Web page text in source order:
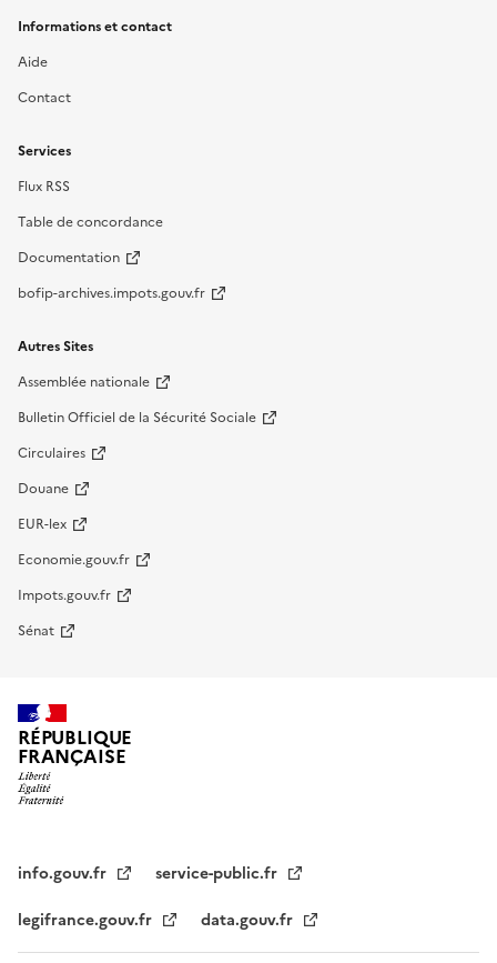
Informations et contact
Aide
Contact
Services
Flux RSS
Table de concordance
Documentation
bofip-archives.impots.gouv.fr
Autres Sites
Assemblée nationale
Bulletin Officiel de la Sécurité Sociale
Circulaires
Douane
EUR-lex
Economie.gouv.fr
Impots.gouv.fr
Sénat
RÉPUBLIQUE
FRANÇAISE
info.gouv.fr
service-public.fr
legifrance.gouv.fr
data.gouv.fr